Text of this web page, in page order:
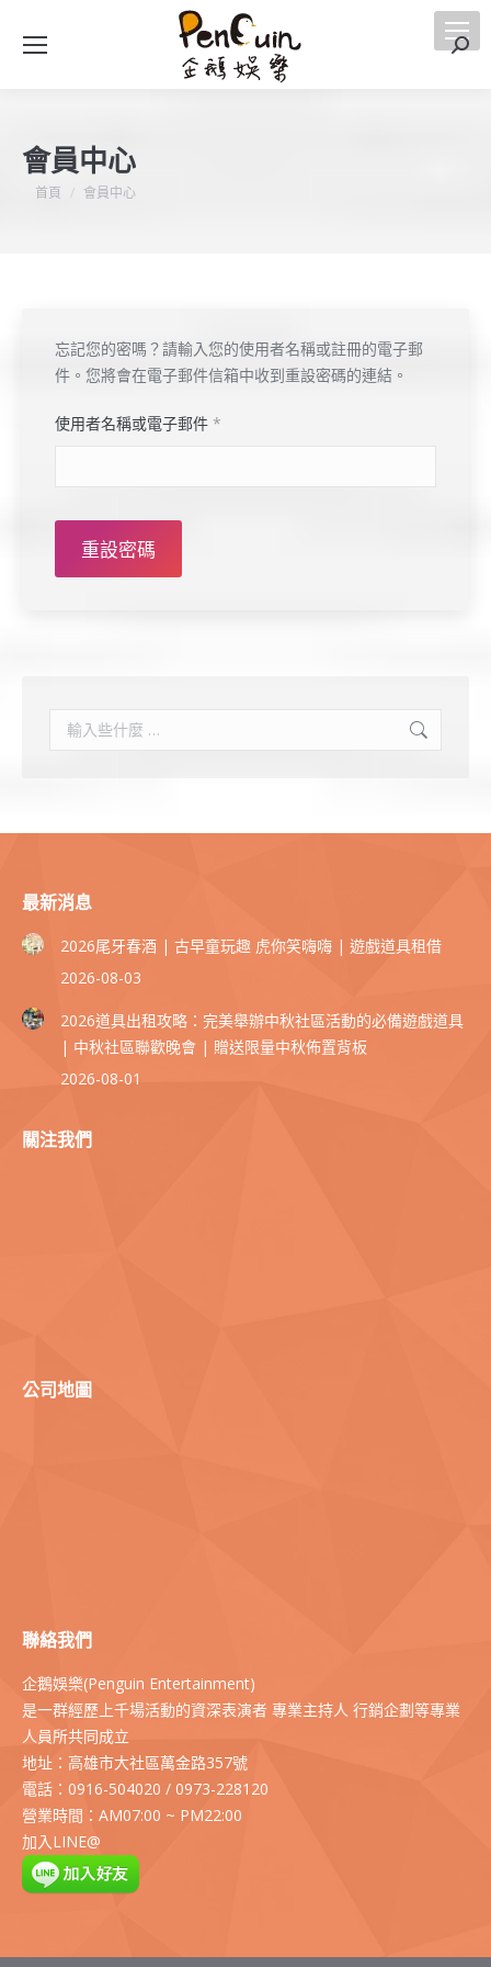
搜
會員中心
您在這裡：
首頁 會員中心
忘記您的密嗎？請輸入您的使用者名稱或註冊的電子郵
件。您將會在電子郵件信箱中收到重設密碼的連結。
使用者名稱或電子郵件 *
填
重設密碼
索
最新消息
2026尾牙春酒 | 古早童玩趣 虎你笑嗨嗨 | 遊戲道具租借
2026-08-03
2026道具出租攻略：完美舉辦中秋社區活動的必備遊戲道具
| 中秋社區聯歡晚會 | 贈送限量中秋佈置背板
2026-08-01
關注我們
公司地圖
聯絡我們
企鵝娛樂(Penguin Entertainment)
是一群經歷上千場活動的資深表演者 專業主持人 行銷企劃等專業
人員所共同成立
地址：高雄市大社區萬金路357號
電話：0916-504020 / 0973-228120
營業時間：AM07:00 ~ PM22:00
加入LINE@